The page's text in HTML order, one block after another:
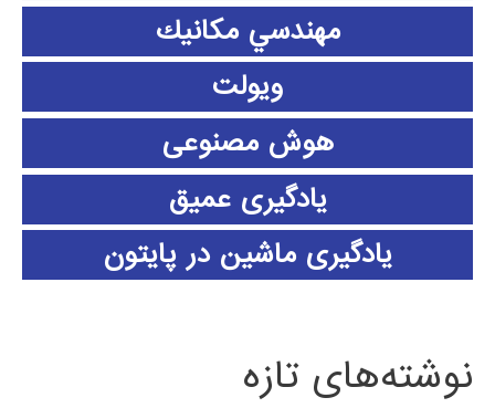
مهندسي مكانيك
ویولت
هوش مصنوعی
یادگیری عمیق
یادگیری ماشین در پایتون
نوشته‌های تازه